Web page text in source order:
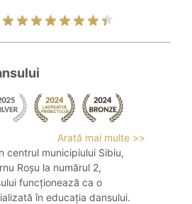
Arată mai multe >>
centrul municipiului Sibiu,
Roșu la numărul 2,
funcționează ca o
în educația dansului.